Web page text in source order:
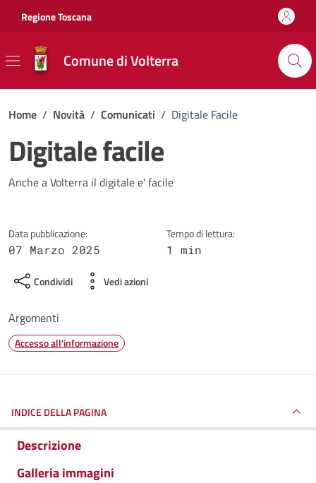
Regione Toscana
Comune di Volterra
Home / Novità / Comunicati / Digitale Facile
Digitale facile
Dettagli della notizia
Anche a Volterra il digitale e' facile
Data pubblicazione:
07 Marzo 2025
Tempo di lettura:
1 min
Condividi Vedi azioni
Argomenti
Accesso all'informazione
INDICE DELLA PAGINA
Descrizione
Galleria immagini